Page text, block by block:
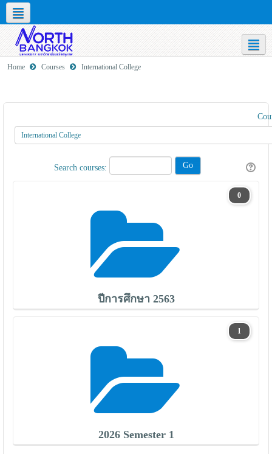
English ‎(en)‎
Home Courses International College
Search courses:
0
ปีการศึกษา 2563
1
2026 Semester 1